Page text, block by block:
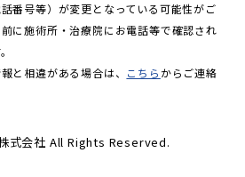
番号等）が変更となっている可能性がご
に施術所・治療院にお電話等で確認され
と相違がある場合は、 こちら からご連絡
式会社 All Rights Reserved.